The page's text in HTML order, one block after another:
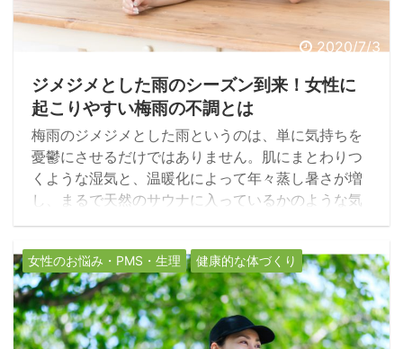
2020/7/3
ジメジメとした雨のシーズン到来！女性に
起こりやすい梅雨の不調とは
梅雨のジメジメとした雨というのは、単に気持ちを
憂鬱にさせるだけではありません。肌にまとわりつ
くような湿気と、温暖化によって年々蒸し暑さが増
し、まるで天然のサウナに入っているかのような気
候は、普通に過ごしていても身体を疲労させます。
間の減少など自律神経を乱す要因が1ヵ月ほど続きま
す。むくみ、冷え、胃腸トラブル、うつ状態、頭重
感、重だるさ、女性の場合は、そこにホルモンバラ
ンスも影響してきますので、梅雨を快適に過ごすに
女性のお悩み・PMS・生理 健康的な体づくり